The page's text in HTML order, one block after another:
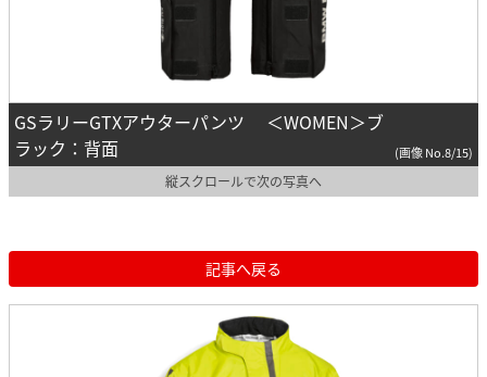
GSラリーGTXアウターパンツ ＜WOMEN＞ブ
ラック：背面
(画像 No.8/15)
縦スクロールで次の写真へ
記事へ戻る